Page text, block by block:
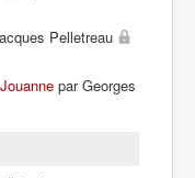
Pelletreau
par Georges